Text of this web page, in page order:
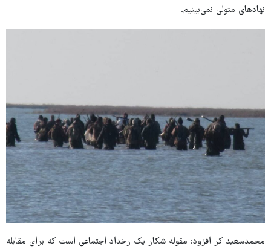
نهادهای متولی نمی‌بینیم.
محمدسعید کر افزود: مقوله شکار یک رخداد اجتماعی است که برای مقابله